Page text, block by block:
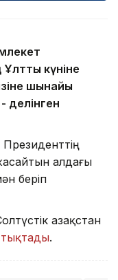
күніне
шынайы
делінген
алдағы
беріп
Қазақстан
.